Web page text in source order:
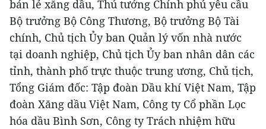
bán lẻ xăng dầu, Thủ tướng Chính phủ yêu cầu
Bộ trưởng Bộ Công Thương, Bộ trưởng Bộ Tài
chính, Chủ tịch Ủy ban Quản lý vốn nhà nước
tại doanh nghiệp, Chủ tịch Ủy ban nhân dân các
tỉnh, thành phố trực thuộc trung ương, Chủ tịch,
Tổng Giám đốc: Tập đoàn Dầu khí Việt Nam, Tập
đoàn Xăng dầu Việt Nam, Công ty Cổ phần Lọc
hóa dầu Bình Sơn, Công ty Trách nhiệm hữu